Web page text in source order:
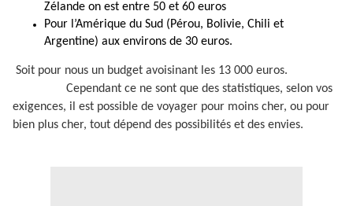
Zélande on est entre 50 et 60 euros
Pour l’Amérique du Sud (Pérou, Bolivie, Chili et
Argentine) aux environs de 30 euros.
Soit pour nous un budget avoisinant les 13 000 euros.
Cependant ce ne sont que des statistiques, selon vos
exigences, il est possible de voyager pour moins cher, ou pour
bien plus cher, tout dépend des possibilités et des envies.